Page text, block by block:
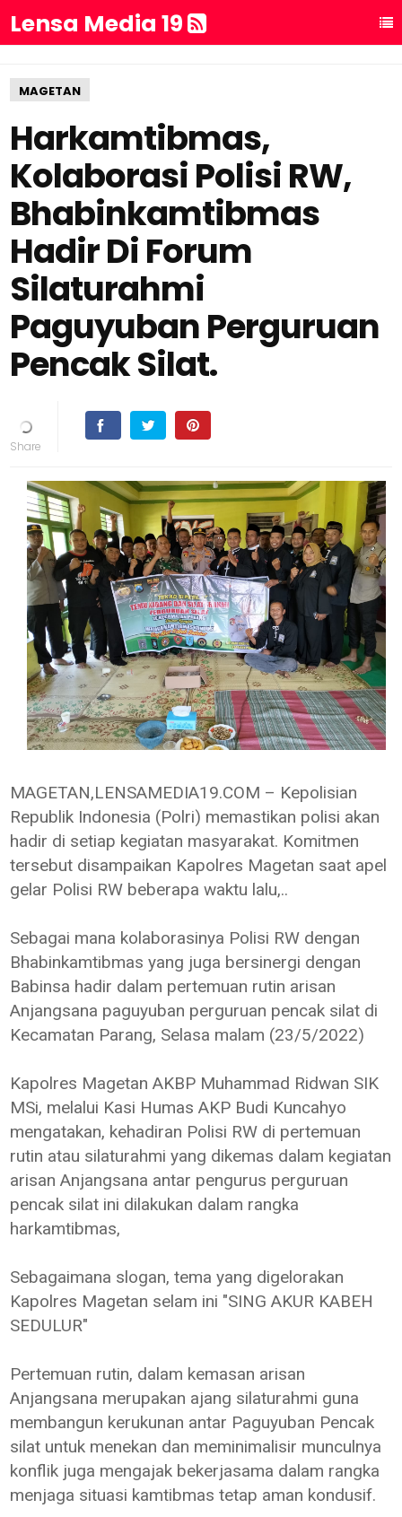
Lensa Media 19
MAGETAN
Harkamtibmas,
Kolaborasi Polisi RW,
Bhabinkamtibmas
Hadir Di Forum
Silaturahmi
Paguyuban Perguruan
Pencak Silat.
MAGETAN,LENSAMEDIA19.COM – Kepolisian
Republik Indonesia (Polri) memastikan polisi akan
hadir di setiap kegiatan masyarakat. Komitmen
tersebut disampaikan Kapolres Magetan saat apel
gelar Polisi RW beberapa waktu lalu,..
Sebagai mana kolaborasinya Polisi RW dengan
Bhabinkamtibmas yang juga bersinergi dengan
Babinsa hadir dalam pertemuan rutin arisan
Anjangsana paguyuban perguruan pencak silat di
Kecamatan Parang, Selasa malam (23/5/2022)
Kapolres Magetan AKBP Muhammad Ridwan SIK
MSi, melalui Kasi Humas AKP Budi Kuncahyo
mengatakan, kehadiran Polisi RW di pertemuan
rutin atau silaturahmi yang dikemas dalam kegiatan
arisan Anjangsana antar pengurus perguruan
pencak silat ini dilakukan dalam rangka
harkamtibmas,
Sebagaimana slogan, tema yang digelorakan
Kapolres Magetan selam ini "SING AKUR KABEH
SEDULUR"
Pertemuan rutin, dalam kemasan arisan
Anjangsana merupakan ajang silaturahmi guna
membangun kerukunan antar Paguyuban Pencak
silat untuk menekan dan meminimalisir munculnya
konflik juga mengajak bekerjasama dalam rangka
menjaga situasi kamtibmas tetap aman kondusif.